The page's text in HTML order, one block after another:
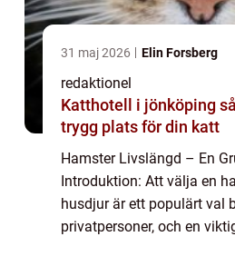
31 maj 2026 Elin Forsberg
redaktionel
Katthotell i jönköping så hittar du en
trygg plats för din katt
Hamster Livslängd – En
Introduktion: Att välja en
husdjur är ett populärt val
privatpersoner, och en